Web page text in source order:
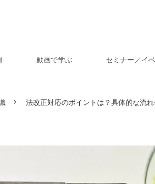
動画で学ぶ セミナー／イ
法改正対応のポイントは？具体的な流